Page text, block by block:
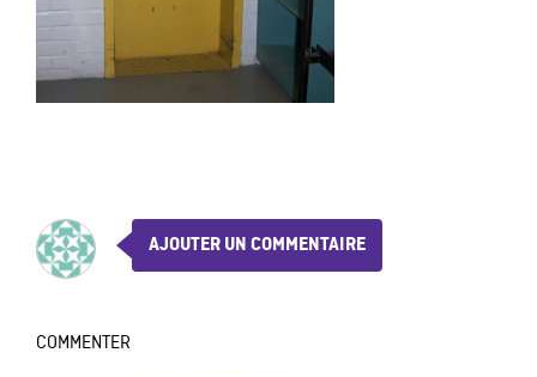
AJOUTER UN COMMENTAIRE
COMMENTER